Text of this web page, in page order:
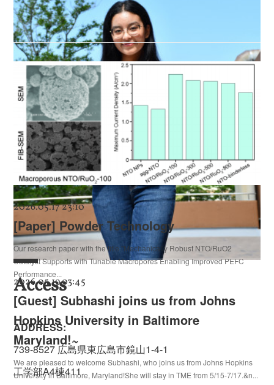
2026.05.19 03:45
[Guest] Subhashi joins us from Johns
Hopkins University in Baltimore
Maryland!~
We are pleased to welcome Subhashi, who joins us from Johns Hopkins
University in Baltimore, Maryland!She will stay in TME from 5/15-7/17.&n...
2026.05.17 23:10
[Paper] Powder Technology
Our research paper with the title "Mechanically Robust NTO/RuO2
Catalyst Supports with Tunable Macropores Enabling Improved PEFC
Performance...
See more
Access
ADDRESS:
739-8527 広島県東広島市鏡山1-4-1
工学部A4棟411